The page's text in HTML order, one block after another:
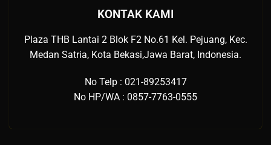
KONTAK KAMI
Plaza THB Lantai 2 Blok F2 No.61 Kel. Pejuang, Kec.
Medan Satria, Kota Bekasi,Jawa Barat, Indonesia.
No Telp : 021-89253417
No HP/WA : 0857-7763-0555